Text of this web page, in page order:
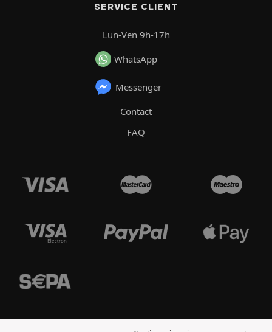
SERVICE CLIENT
Lun-Ven 9h-17h
WhatsApp
Messenger
Contact
FAQ